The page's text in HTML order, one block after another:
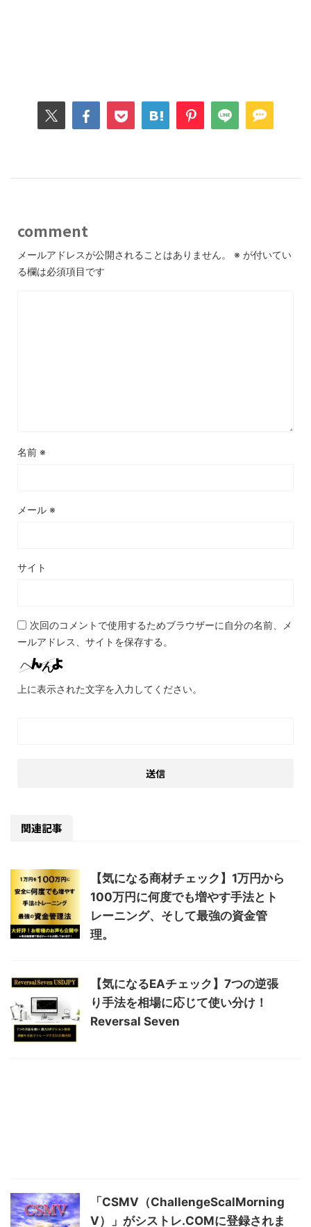
comment
メールアドレスが公開されることはありません。 ※ が付いてい
る欄は必須項目です
名前 ※
メール ※
サイト
次回のコメントで使用するためブラウザーに自分の名前、メ
ールアドレス、サイトを保存する。
上に表示された文字を入力してください。
関連記事
【気になる商材チェック】1万円から
100万円に何度でも増やす手法とト
レーニング、そして最強の資金管
理。
【気になるEAチェック】7つの逆張
り手法を相場に応じて使い分け！
Reversal Seven
「CSMV（ChallengeScalMorning
V）」がシストレ.COMに登録されま